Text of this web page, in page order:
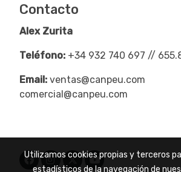
Contacto
Alex Zurita
Teléfono: +34 932 740 697 //
Email: ventas@canpeu.com
comercial@canpeu.com
Utilizamos cookies propias y terceros
estadísticos de la navegación de